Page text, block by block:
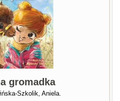
gromadka
Szkolik, Aniela.